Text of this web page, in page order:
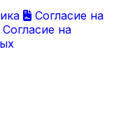
Согласие на
Согласие на